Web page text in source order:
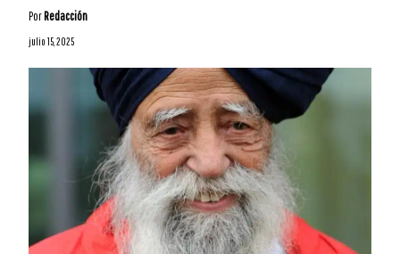
PorRedacción
julio 15, 2025